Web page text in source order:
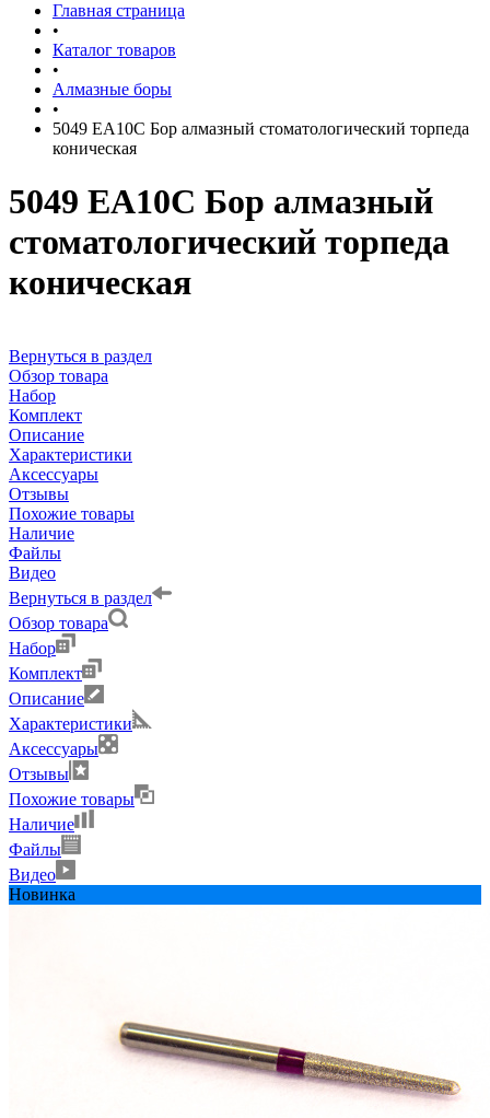
Главная страница
•
Каталог товаров
•
Алмазные боры
•
5049 EA10C Бор алмазный стоматологический торпеда
коническая
5049 EA10C Бор алмазный
стоматологический торпеда
коническая
Вернуться в раздел
Обзор товара
Набор
Комплект
Описание
Характеристики
Аксессуары
Отзывы
Похожие товары
Наличие
Файлы
Видео
Вернуться в раздел
Обзор товара
Набор
Комплект
Описание
Характеристики
Аксессуары
Отзывы
Похожие товары
Наличие
Файлы
Видео
Новинка